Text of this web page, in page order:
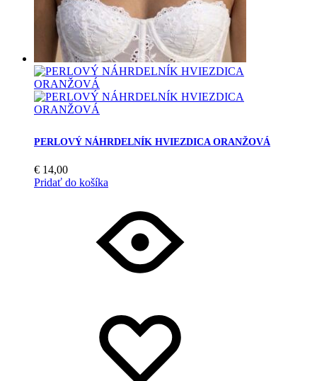
PERLOVÝ NÁHRDELNÍK HVIEZDICA ORANŽOVÁ
€ 14,00
Pridať do košíka